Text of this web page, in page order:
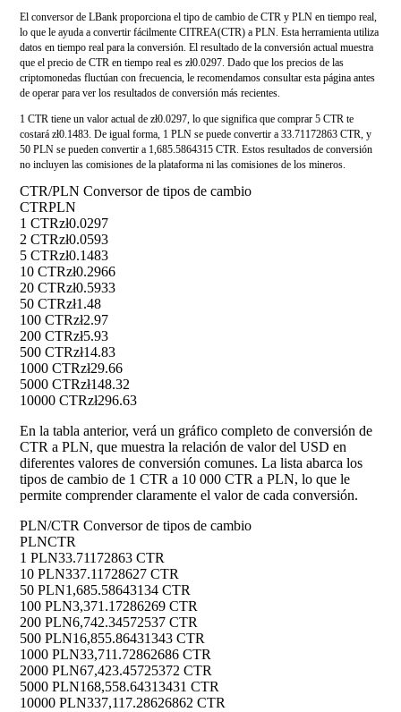
El conversor de LBank proporciona el tipo de cambio de CTR y PLN en tiempo real,
lo que le ayuda a convertir fácilmente CITREA(CTR) a PLN. Esta herramienta utiliza
datos en tiempo real para la conversión. El resultado de la conversión actual muestra
que el precio de CTR en tiempo real es zł0.0297. Dado que los precios de las
criptomonedas fluctúan con frecuencia, le recomendamos consultar esta página antes
de operar para ver los resultados de conversión más recientes.
1 CTR tiene un valor actual de zł0.0297, lo que significa que comprar 5 CTR te
costará zł0.1483. De igual forma, 1 PLN se puede convertir a 33.71172863 CTR, y
50 PLN se pueden convertir a 1,685.5864315 CTR. Estos resultados de conversión
no incluyen las comisiones de la plataforma ni las comisiones de los mineros.
CTR/PLN Conversor de tipos de cambio
CTRPLN
1 CTRzł0.0297
2 CTRzł0.0593
5 CTRzł0.1483
10 CTRzł0.2966
20 CTRzł0.5933
50 CTRzł1.48
100 CTRzł2.97
200 CTRzł5.93
500 CTRzł14.83
1000 CTRzł29.66
5000 CTRzł148.32
10000 CTRzł296.63
En la tabla anterior, verá un gráfico completo de conversión de
CTR a PLN, que muestra la relación de valor del USD en
diferentes valores de conversión comunes. La lista abarca los
tipos de cambio de 1 CTR a 10 000 CTR a PLN, lo que le
permite comprender claramente el valor de cada conversión.
PLN/CTR Conversor de tipos de cambio
PLNCTR
1 PLN33.71172863 CTR
10 PLN337.11728627 CTR
50 PLN1,685.58643134 CTR
100 PLN3,371.17286269 CTR
200 PLN6,742.34572537 CTR
500 PLN16,855.86431343 CTR
1000 PLN33,711.72862686 CTR
2000 PLN67,423.45725372 CTR
5000 PLN168,558.64313431 CTR
10000 PLN337,117.28626862 CTR